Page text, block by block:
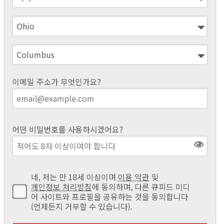
이메일 주소가 무엇인가요?
어떤 비밀번호를 사용하시겠어요?
네, 저는 만 18세 이상이며 이용 약관 및
개인정보 처리방침에 동의하며, 다른 큐피드 미디
어 사이트와 프로필을 공유하는 것을 동의합니다
(언제든지 거부할 수 있습니다).